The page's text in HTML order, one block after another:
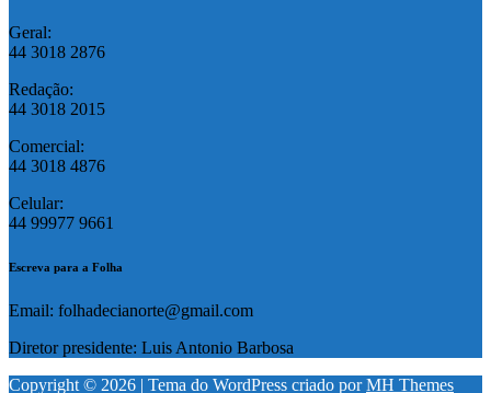
Geral:
44 3018 2876
Redação:
44 3018 2015
Comercial:
44 3018 4876
Celular:
44 99977 9661
Escreva para a Folha
Email: folhadecianorte@gmail.com
Diretor presidente: Luis Antonio Barbosa
Copyright © 2026 | Tema do WordPress criado porMH Themes